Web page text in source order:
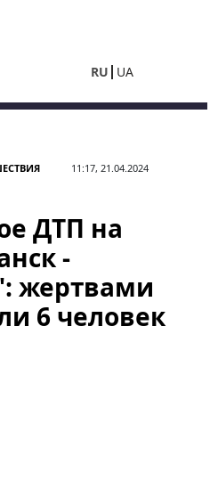
RU UA
11:17, 21.04.2024
ДТП на
-
жертвами
6 человек